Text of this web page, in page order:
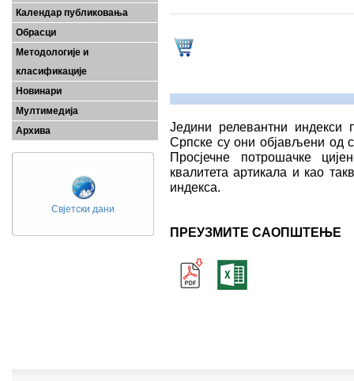
Календар публиковања
Обрасци
Методологије и
класификације
Новинари
Мултимедија
Архива
Свјетски дани
Једини релевантни индекси
Српске су они објављени од
Просјечне потрошачке
квалитета артикала и као
индекса.
ПРЕУЗМИТЕ САОПШТЕЊЕ